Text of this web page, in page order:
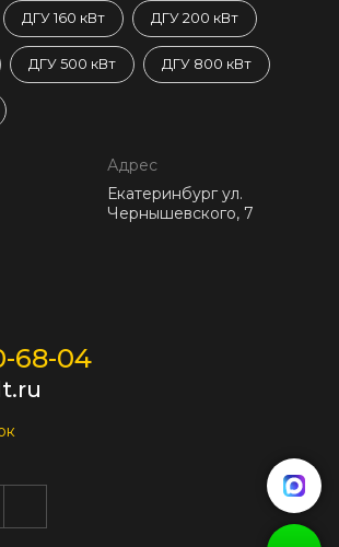
ДГУ 160 кВт ДГУ 200 кВт
ДГУ 500 кВт ДГУ 800 кВт
Адрес
Екатеринбург ул.
Чернышевского, 7
68-04